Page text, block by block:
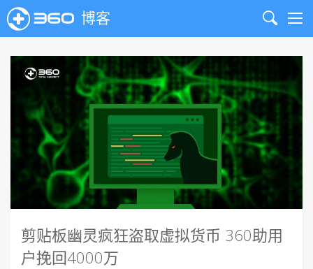
博客
Search
剪贴板幽灵疯狂盗取虚拟货币 360助用
户挽回4000万